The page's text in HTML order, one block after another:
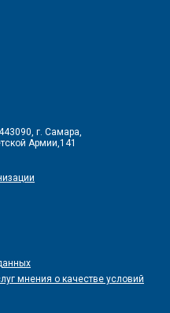
г. Самара,
Армии,141
мнения о качестве условий